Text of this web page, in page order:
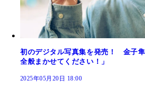
初のデジタル写真集を発売！ 金子
全般まかせてください！」
2025年05月20日 18:00